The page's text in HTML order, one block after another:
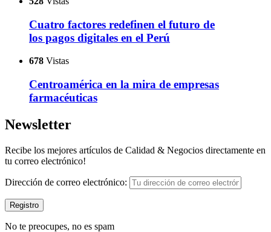
Cuatro factores redefinen el futuro de
los pagos digitales en el Perú
678 Vistas
Centroamérica en la mira de empresas
farmacéuticas
Newsletter
Recibe los mejores artículos de Calidad & Negocios directamente en
tu correo electrónico!
Dirección de correo electrónico:
No te preocupes, no es spam